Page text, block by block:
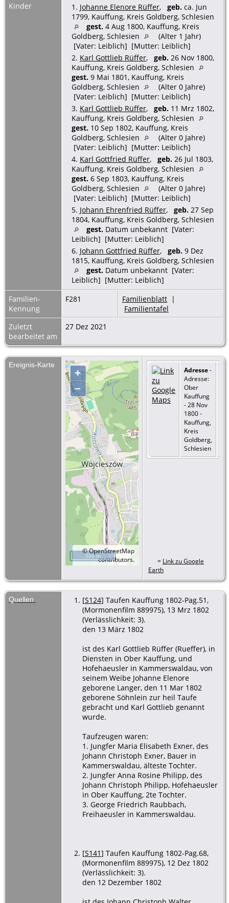
Kinder
1. Johanne Elenore Rüffer, geb. ca. Jun
1799, Kauffung, Kreis Goldberg, Schlesien
gest. 4 Aug 1800, Kauffung, Kreis
Goldberg, Schlesien
(Alter 1 Jahr)
[Vater: Leiblich] [Mutter: Leiblich]
2. Karl Gottlieb Rüffer, geb. 26 Nov 1800,
Kauffung, Kreis Goldberg, Schlesien
gest. 9 Mai 1801, Kauffung, Kreis
Goldberg, Schlesien
(Alter 0 Jahre)
[Vater: Leiblich] [Mutter: Leiblich]
3. Karl Gottlieb Rüffer, geb. 11 Mrz 1802,
Kauffung, Kreis Goldberg, Schlesien
gest. 10 Sep 1802, Kauffung, Kreis
Goldberg, Schlesien
(Alter 0 Jahre)
[Vater: Leiblich] [Mutter: Leiblich]
4. Karl Gottfried Rüffer, geb. 26 Jul 1803,
Kauffung, Kreis Goldberg, Schlesien
gest. 6 Sep 1803, Kauffung, Kreis
Goldberg, Schlesien
(Alter 0 Jahre)
[Vater: Leiblich] [Mutter: Leiblich]
5. Johann Ehrenfried Rüffer, geb. 27 Sep
1804, Kauffung, Kreis Goldberg, Schlesien
gest. Datum unbekannt [Vater:
Leiblich] [Mutter: Leiblich]
6. Johann Gottfried Rüffer, geb. 9 Dez
1815, Kauffung, Kreis Goldberg, Schlesien
gest. Datum unbekannt [Vater:
Leiblich] [Mutter: Leiblich]
Familien-
Kennung
F281 Familienblatt |
Familientafel
Zuletzt
bearbeitet am
27 Dez 2021
Ereignis-Karte
+
–
©OpenStreetMap
contributors.
500 m
Adresse-
Adresse:
Ober
Kauffung
- 28 Nov
1800 -
Kauffung,
Kreis
Goldberg,
Schlesien
= Link zu Google
Earth
Quellen [S124] Taufen Kauffung 1802-Pag.51,
(Mormonenfilm 889975), 13 Mrz 1802
(Verlässlichkeit: 3).
den 13 März 1802
ist des Karl Gottlieb Rüffer (Rueffer), in
Diensten in Ober Kauffung, und
Hofehaeusler in Kammerswaldau, von
seinem Weibe Johanne Elenore
geborene Langer, den 11 Mar 1802
geborene Söhnlein zur heil Taufe
gebracht und Karl Gottlieb genannt
wurde.
Taufzeugen waren:
1. Jungfer Maria Elisabeth Exner, des
Johann Christoph Exner, Bauer in
Kammerswaldau, älteste Tochter.
2. Jungfer Anna Rosine Philipp, des
Johann Christoph Philipp, Hofehaeusler
in Ober Kauffung, 2te Tochter.
3. George Friedrich Raubbach,
Freihaeusler in Kammerswaldau.
[S141] Taufen Kauffung 1802-Pag.68,
(Mormonenfilm 889975), 12 Dez 1802
(Verlässlichkeit: 3).
den 12 Dezember 1802